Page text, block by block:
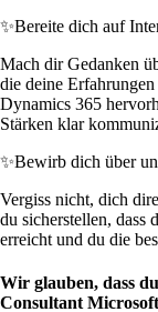
✨Bereite dich auf
Mach dir Gedanken
die deine
Dynamics 365
Stärken klar
✨Bewirb dich über
Vergiss nicht, dich
du sicherstellen, dass
erreicht und du die
Wir glauben, dass
Consultant